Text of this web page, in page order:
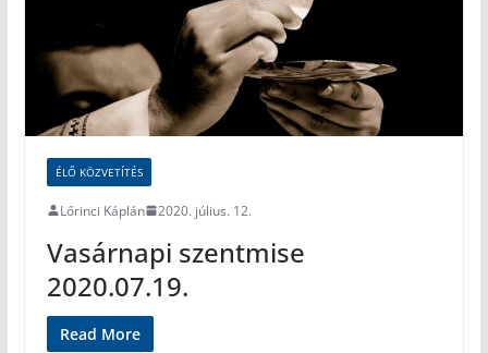
ÉLŐ KÖZVETÍTÉS
Lőrinci Káplán 2020. július. 12.
Vasárnapi szentmise
2020.07.19.
Read More